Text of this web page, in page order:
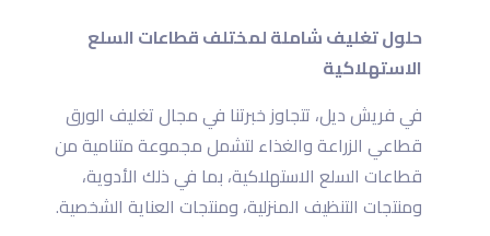
حلول تغليف شاملة لمختلف قطاعات السلع
الاستهلاكية
في فريش ديل، تتجاوز خبرتنا في مجال تغليف الورق
قطاعي الزراعة والغذاء لتشمل مجموعة متنامية من
قطاعات السلع الاستهلاكية، بما في ذلك الأدوية،
ومنتجات التنظيف المنزلية، ومنتجات العناية الشخصية.